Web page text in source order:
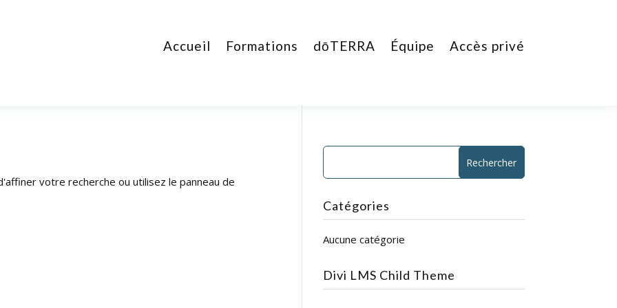
Accueil Formations dōTERRA Équipe Accès privé
votre recherche ou utilisez le panneau de
Catégories
Aucune catégorie
Divi LMS Child Theme